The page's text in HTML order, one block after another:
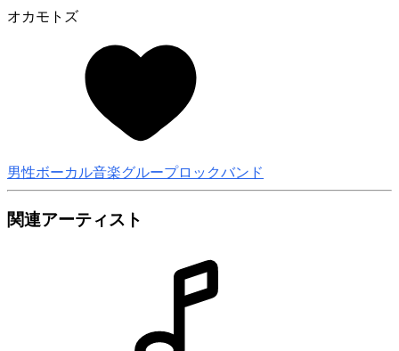
オカモトズ
男性ボーカル音楽グループロックバンド
関連アーティスト